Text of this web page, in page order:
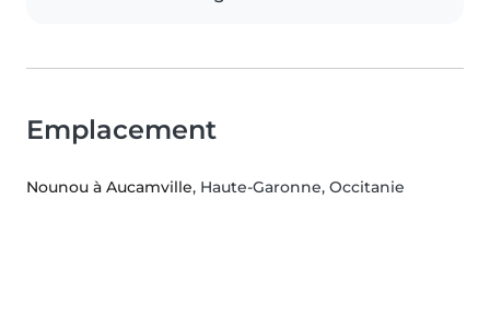
Emplacement
Nounou à Aucamville, Haute-Garonne, Occitanie